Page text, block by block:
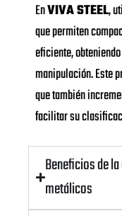
EnVIVA STEEL,
que permiten
eficiente,
manipulación. Este
que también
facilitar su
Beneficios de
metálicos